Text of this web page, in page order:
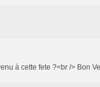
à cette fete ?<br /> Bon